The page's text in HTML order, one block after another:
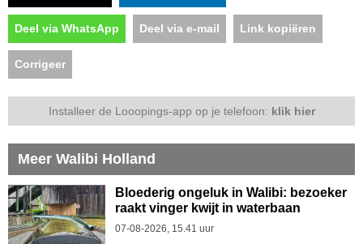
Deel via WhatsApp Deel via e-mail Link kopiëren
Corrigeer
Installeer de Looopings-app op je telefoon: klik hier
Meer Walibi Holland
Bloederig ongeluk in Walibi: bezoeker
raakt vinger kwijt in waterbaan
07-08-2026, 15.41 uur